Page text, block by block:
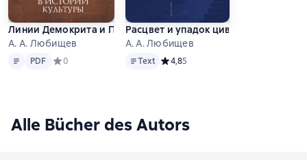
Линии Демокрита и Платона в истории культуры
А. А. Любищев
Text PDF
PDF Средний рейтинг 0 на основе 0 оценок
0
Расцвет и упадок цивилизации
А. А. Любищев
TextText Средний рейтинг 4,8 на основе 5
4,85
Alle Bücher des Autors